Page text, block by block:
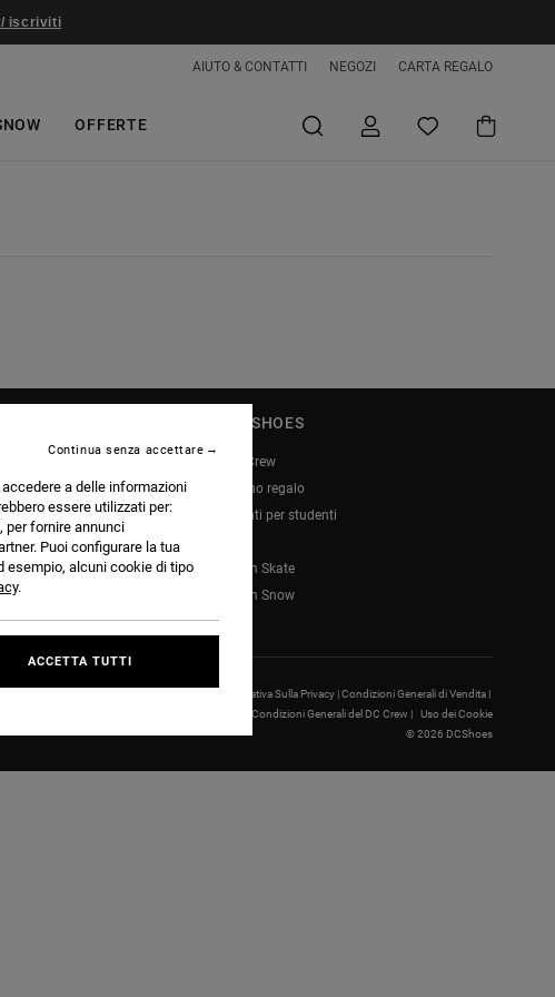
iscriviti
AIUTO & CONTATTI NEGOZI CARTA REGALO
OFFERTE
DC SHOES
DC Crew
Buono regalo
Sconti per studenti
Team Skate
Team Snow
Informativa Sulla Privacy |Condizioni Generali di Vendita |
Condizioni Generali del DC Crew |
Uso dei Cookie
© 2026 DCShoes
a delle informazioni
essere utilizzati per:
per fornire annunci
Puoi configurare la tua
esempio, alcuni cookie di tipo
.
Continua senza accettare
ACCETTA TUTTI